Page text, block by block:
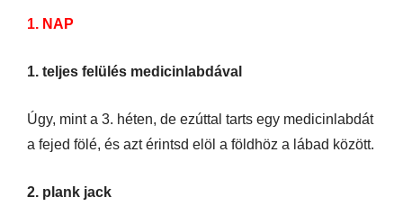
1. NAP
1. teljes felülés medicinlabdával
Úgy, mint a 3. héten, de ezúttal tarts egy medicinlabdát
a fejed fölé, és azt érintsd elöl a földhöz a lábad között.
2. plank jack